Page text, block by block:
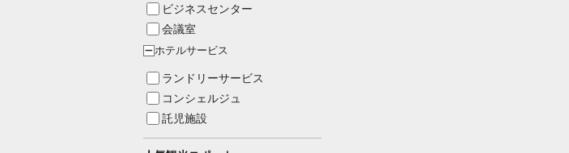
ビジネスセンター
会議室
ー
ホテルサービス
ランドリーサービス
コンシェルジュ
託児施設